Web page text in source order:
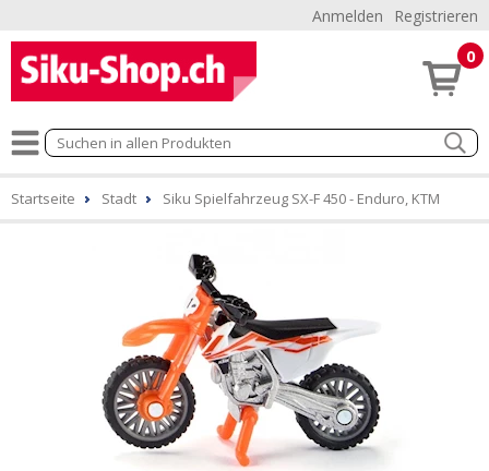
Anmelden Registrieren
0
Startseite Stadt Siku Spielfahrzeug SX-F 450 - Enduro, KTM